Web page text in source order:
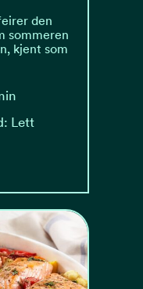
den
sommeren
kjent som
Lett